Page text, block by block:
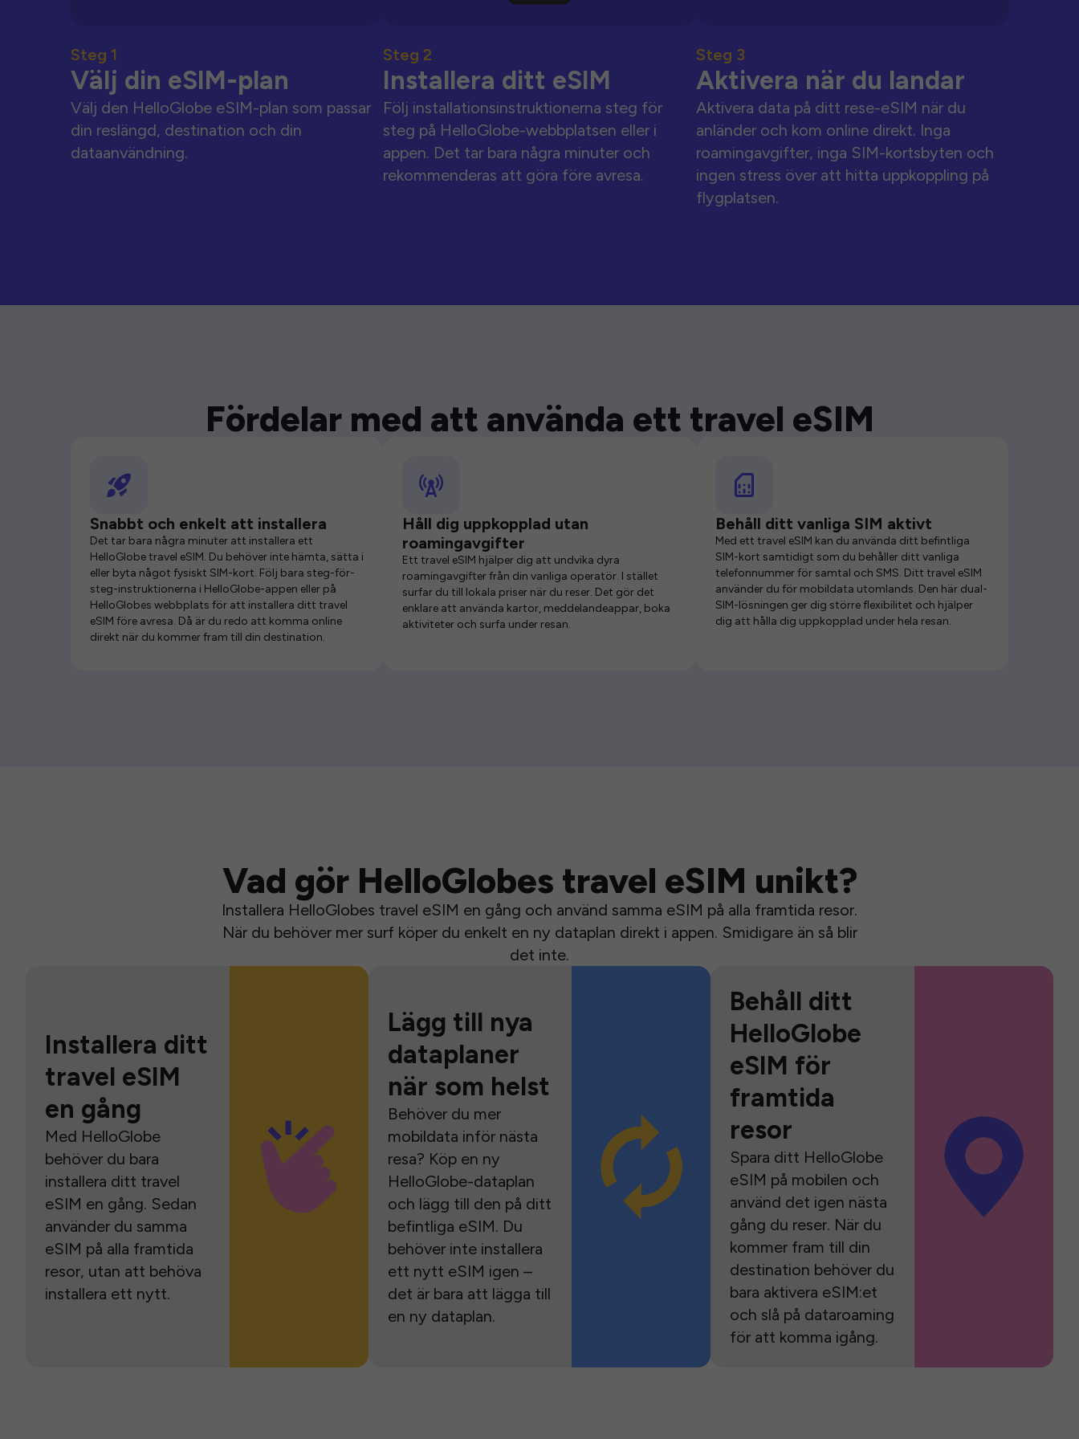
Steg 1
Välj din eSIM-plan
Välj den HelloGlobe eSIM-plan som passar
din reslängd, destination och din
dataanvändning.
Steg 2
Installera ditt eSIM
Följ installationsinstruktionerna steg för
steg på HelloGlobe-webbplatsen eller i
appen. Det tar bara några minuter och
rekommenderas att göra före avresa.
Steg 3
Aktivera när du landar
Aktivera data på ditt rese-eSIM när du
anländer och kom online direkt. Inga
roamingavgifter, inga SIM-kortsbyten och
ingen stress över att hitta uppkoppling på
flygplatsen.
Fördelar med att använda ett travel eSIM
Snabbt och enkelt att installera
Det tar bara några minuter att installera ett
HelloGlobe travel eSIM. Du behöver inte hämta, sätta i
eller byta något fysiskt SIM-kort. Följ bara steg-för-
steg-instruktionerna i HelloGlobe-appen eller på
HelloGlobes webbplats för att installera ditt travel
eSIM före avresa. Då är du redo att komma online
direkt när du kommer fram till din destination.
Håll dig uppkopplad utan
roamingavgifter
Ett travel eSIM hjälper dig att undvika dyra
roamingavgifter från din vanliga operatör. I stället
surfar du till lokala priser när du reser. Det gör det
enklare att använda kartor, meddelandeappar, boka
aktiviteter och surfa under resan.
Behåll ditt vanliga SIM aktivt
Med ett travel eSIM kan du använda ditt befintliga
SIM-kort samtidigt som du behåller ditt vanliga
telefonnummer för samtal och SMS. Ditt travel eSIM
använder du för mobildata utomlands. Den här dual-
SIM-lösningen ger dig större flexibilitet och hjälper
dig att hålla dig uppkopplad under hela resan.
Vad gör HelloGlobes travel eSIM unikt?
Installera HelloGlobes travel eSIM en gång och använd samma eSIM på alla framtida resor.
När du behöver mer surf köper du enkelt en ny dataplan direkt i appen. Smidigare än så blir
det inte.
Installera ditt
travel eSIM
en gång
Med HelloGlobe
behöver du bara
installera ditt travel
eSIM en gång. Sedan
använder du samma
eSIM på alla framtida
resor, utan att behöva
installera ett nytt.
Lägg till nya
dataplaner
när som helst
Behöver du mer
mobildata inför nästa
resa? Köp en ny
HelloGlobe-dataplan
och lägg till den på ditt
befintliga eSIM. Du
behöver inte installera
ett nytt eSIM igen –
det är bara att lägga till
en ny dataplan.
Behåll ditt
HelloGlobe
eSIM för
framtida
resor
Spara ditt HelloGlobe
eSIM på mobilen och
använd det igen nästa
gång du reser. När du
kommer fram till din
destination behöver du
bara aktivera eSIM:et
och slå på dataroaming
för att komma igång.